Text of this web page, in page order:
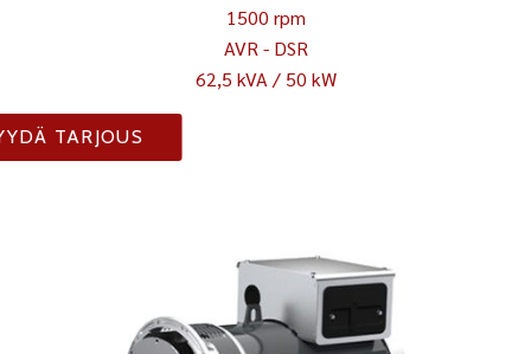
1500 rpm
AVR - DSR
62,5 kVA / 50 kW
TARJOUS